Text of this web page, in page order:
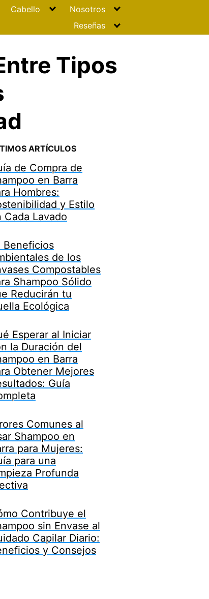
Cabello
Nosotros
Reseñas
Tipos
ARTÍCULOS
de Compra de
en Barra
Hombres:
y Estilo
Cada Lavado
Beneficios
de los
Compostables
Shampoo Sólido
Reducirán tu
Ecológica
Esperar al Iniciar
la Duración del
en Barra
Obtener Mejores
Guía
Comunes al
Shampoo en
para Mujeres:
para una
Profunda
Contribuye el
sin Envase al
Capilar Diario:
y Consejos